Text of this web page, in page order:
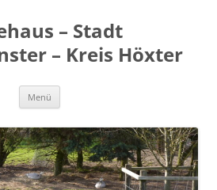
– Stadt
– Kreis Höxter
Menü